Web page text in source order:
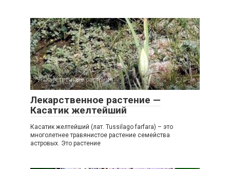
Лекарственные растения 0
Лекарственное растение —
Касатик желтейший
Касатик желтейший (лат. Tussilago farfara) – это
многолетнее травянистое растение семейства
астровых. Это растение